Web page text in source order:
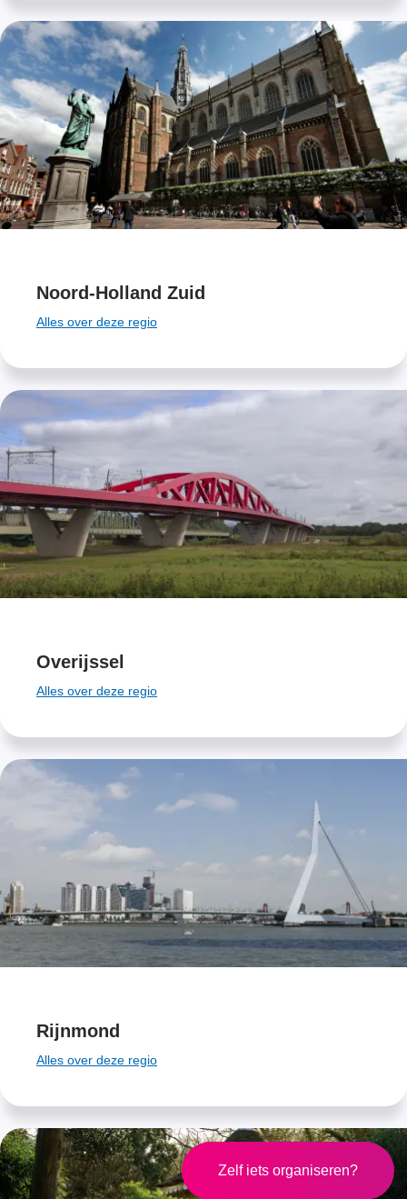
Noord-Holland Zuid
Alles over deze regio
Overijssel
Alles over deze regio
Rijnmond
Alles over deze regio
Zelf iets organiseren?